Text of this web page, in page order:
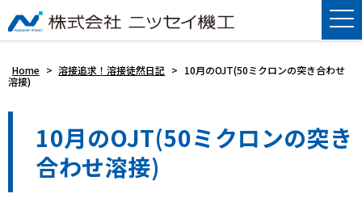
Home > 溶接追求！溶接徒然日記 > 10月のOJT(50ミクロンの突き合わせ
溶接)
10月のOJT(50ミクロンの突き
合わせ溶接)